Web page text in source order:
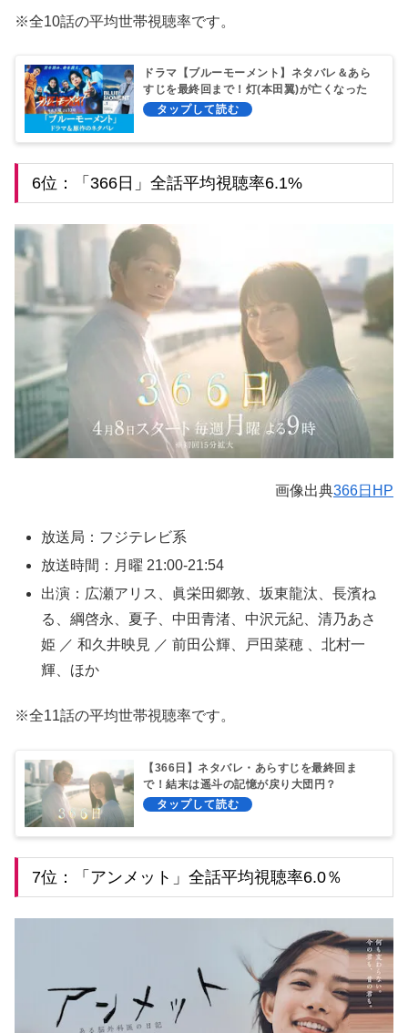
※全10話の平均世帯視聴率です。
ドラマ【ブルーモーメント】ネタバレ＆あら
すじを最終回まで！灯(本田翼)が亡くなった
真相とは？
6位：「366日」全話平均視聴率6.1%
画像出典366日HP
放送局：フジテレビ系
放送時間：月曜 21:00-21:54
出演：広瀬アリス、眞栄田郷敦、坂東龍汰、長濱ね
る、綱啓永、夏子、中田青渚、中沢元紀、清乃あさ
姫 ／ 和久井映見 ／ 前田公輝、戸田菜穂 、北村一
輝、ほか
※全11話の平均世帯視聴率です。
【366日】ネタバレ・あらすじを最終回ま
で！結末は遥斗の記憶が戻り大団円？
7位：「アンメット」全話平均視聴率6.0％